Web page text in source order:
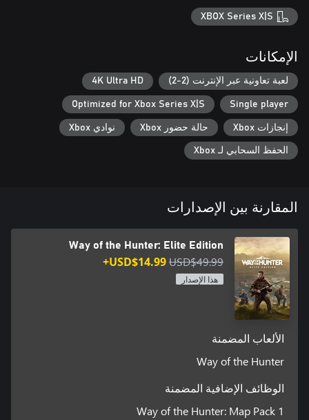
XBOX Series X|S
الإمكانات
لعبة تعاونية عبر الإنترنت (2-2) 4K Ultra HD
Single player
Optimized for Xbox Series X|S
إنجازات Xbox حالة حضور Xbox نوادي Xbox
الحفظ السحابي لـ Xbox
المقارنة بين الإصدارات
Way of the Hunter: Elite Edition
USD$49.99
USD$14.99+
هذا الإصدار
الألعاب المضمنة
Way of the Hunter
الوظائف الإضافية المضمنة
Way of the Hunter: Map Pack 1